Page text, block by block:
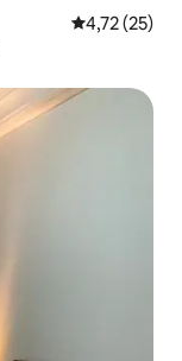
Note
4,72 (25)